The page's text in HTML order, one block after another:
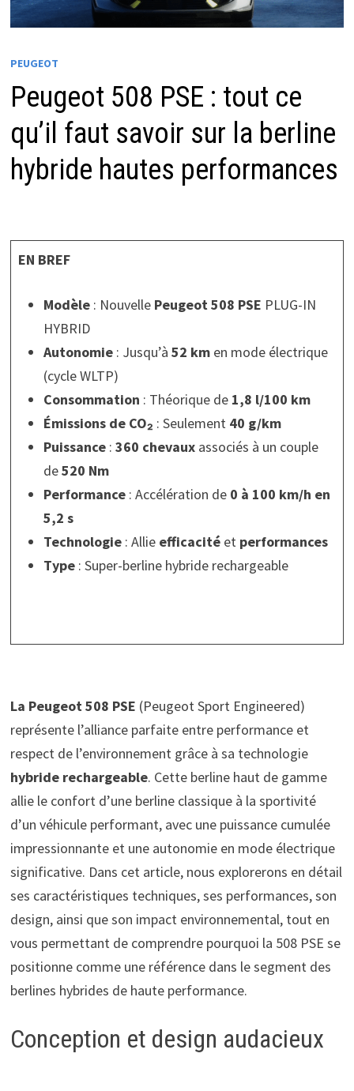
PEUGEOT
Peugeot 508 PSE : tout ce
qu’il faut savoir sur la berline
hybride hautes performances
EN BREF
Modèle: Nouvelle Peugeot 508 PSE PLUG-IN
HYBRID
Autonomie: Jusqu’à 52 kmen mode électrique
(cycle WLTP)
Consommation : Théorique de 1,8 l/100 km
Émissions de CO₂ : Seulement 40 g/km
Puissance: 360 chevauxassociés à un couple
de520 Nm
Performance: Accélération de 0 à 100 km/h en
5,2 s
Technologie: Allie efficacitéet performances
Type: Super-berline hybride rechargeable
La Peugeot 508 PSE (Peugeot Sport Engineered)
représente l’alliance parfaite entre performance et
respect de l’environnement grâce à sa technologie
hybride rechargeable. Cette berline haut de gamme
allie le confort d’une berline classique à la sportivité
d’un véhicule performant, avec une puissance cumulée
impressionnante et une autonomie en mode électrique
significative. Dans cet article, nous explorerons en détail
ses caractéristiques techniques, ses performances, son
design, ainsi que son impact environnemental, tout en
vous permettant de comprendre pourquoi la 508 PSE se
positionne comme une référence dans le segment des
berlines hybrides de haute performance.
Conception et design audacieux